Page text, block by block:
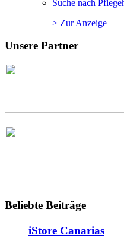
Suche nach
> Zur Anzeige
Unsere Partner
Beliebte Beiträge
iStore Canarias